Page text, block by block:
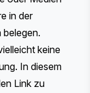
in der
keine
In diesem
Link zu